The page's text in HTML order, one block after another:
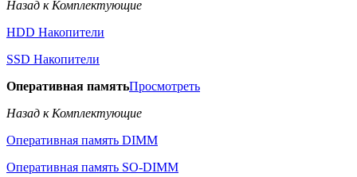
Назад к Комплектующие
HDD Накопители
SSD Накопители
Оперативная памятьПросмотреть
Назад к Комплектующие
Оперативная память DIMM
Оперативная память SO-DIMM